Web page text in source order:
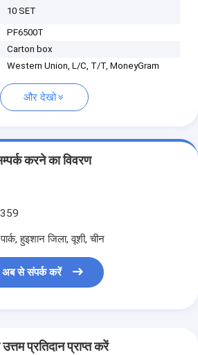
10 SET
PF6500T
Carton box
Western Union, L/C, T/T, MoneyGram
और देखो
करने का विवरण
हुइशान जिला, वूशी, चीन
अब से संपर्क करें
प्रतिदान प्राप्त करें